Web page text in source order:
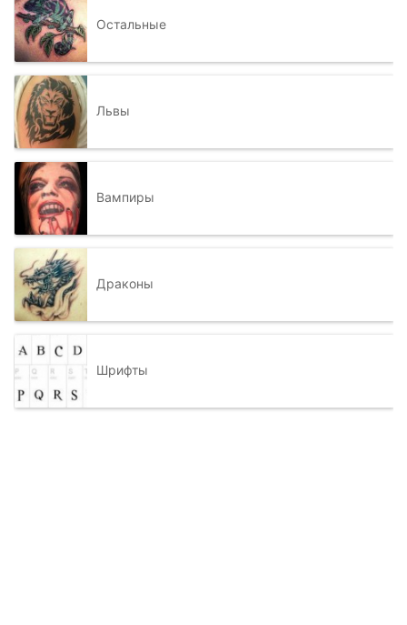
Остальные
Львы
Вампиры
Драконы
Шрифты